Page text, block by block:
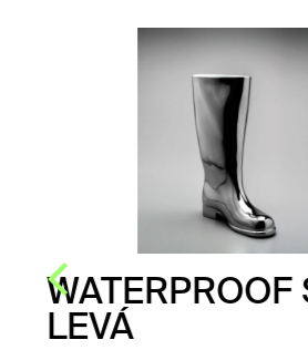
WATERPROOF
LEVÁ